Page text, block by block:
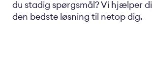
du stadig spørgsmål? Vi hjælper
den bedste løsning til netop dig.